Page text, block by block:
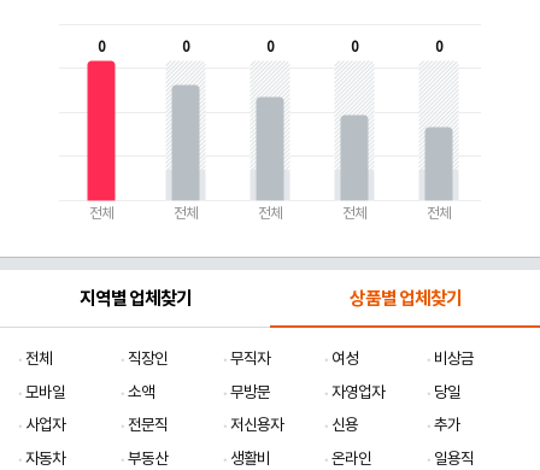
0
전체
0
전체
0
전체
0
전체
0
전체
지역별 업체찾기 상품별 업체찾기
전체 직장인 무직자 여성
비상금
모바일
소액 무방문 자영업자
당일
사업자
전문직 저신용자 신용
추가
자동차
부동산 생활비 온라인
일용직